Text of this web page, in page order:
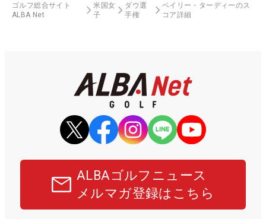
ゴルフ総合サイト
ALBA Net
米国女
子
ダウ選
手権
ベイリー・ターディーのス
コア詳細
ALBAゴルフニュース
メルマガ登録はこちら